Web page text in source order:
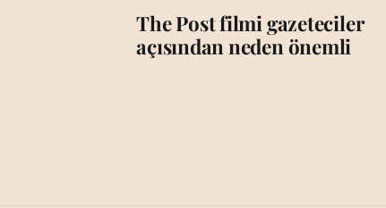
The Post filmi gazeteciler
açısından neden önemli